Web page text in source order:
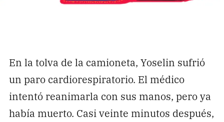
En la tolva de la camioneta, Yoselin sufrió
un paro cardiorespiratorio. El médico
intentó reanimarla con sus manos, pero ya
había muerto. Casi veinte minutos después,